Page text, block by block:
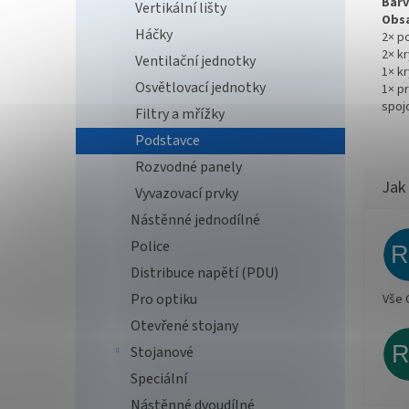
Vertikální lišty
Háčky
Ventilační jednotky
Osvětlovací jednotky
Filtry a mřížky
Podstavce
Rozvodné panely
Vyvazovací prvky
Nástěnné jednodílné
Police
Distribuce napětí (PDU)
Pro optiku
Otevřené stojany
Stojanové
Speciální
2×
2×
1×
1×
Vše